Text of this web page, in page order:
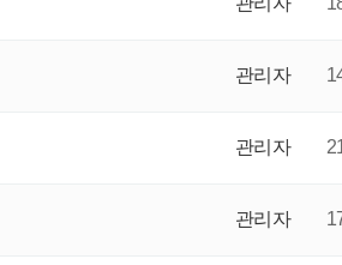
관리자
관리자
관리자